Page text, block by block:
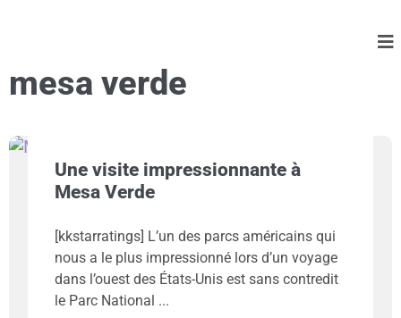
mesa verde
Une visite impressionnante à
Mesa Verde
[kkstarratings] L’un des parcs américains qui
nous a le plus impressionné lors d’un voyage
dans l’ouest des États-Unis est sans contredit
le Parc National